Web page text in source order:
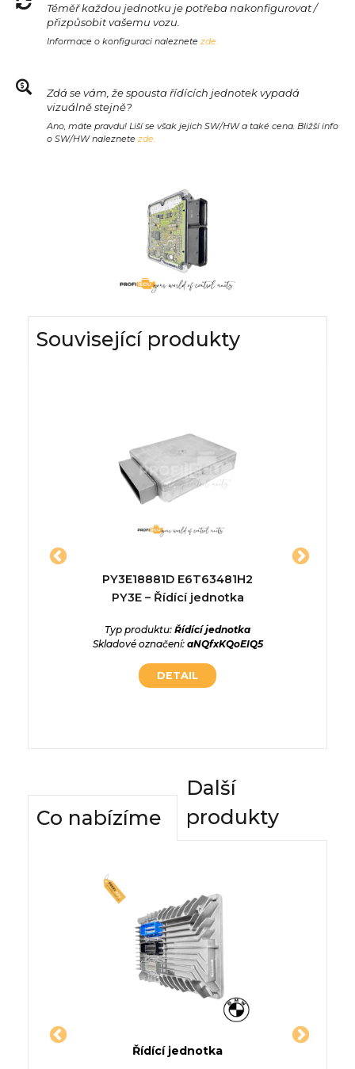
Téměř každou jednotku je potřeba nakonfigurovat /
přizpůsobit vašemu vozu.
Informace o konfiguraci naleznete zde.
Zdá se vám, že spousta řídících jednotek vypadá
vizuálně stejně?
Ano, máte pravdu! Liší se však jejich SW/HW a také cena. Bližší info
o SW/HW naleznete zde.
Související produkty
PY3E18881D E6T63481H2
PY3E – Řídící jednotka
Typ produktu: Řídící jednotka
Skladové označení: aNQfxKQoEIQ5
DETAIL
Co nabízíme
Další
produkty
Řídící jednotka
Jednotka CHEVROLET